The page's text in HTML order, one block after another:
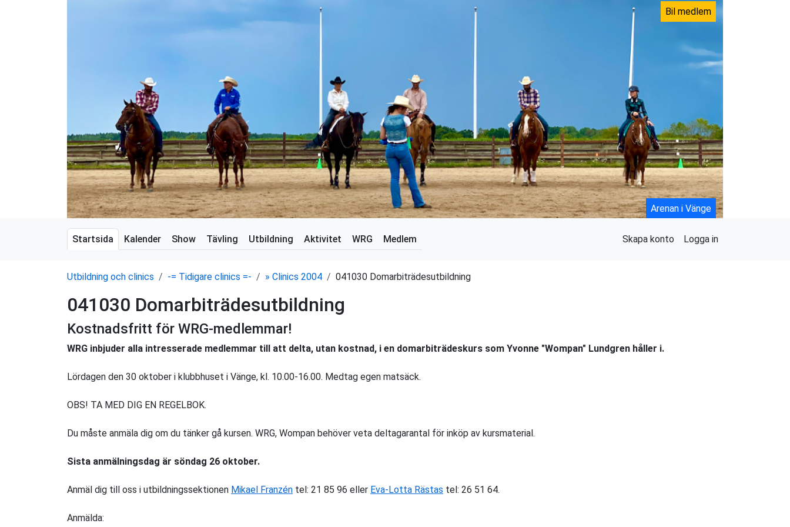
Bil medlem
Arenan i Vänge
Startsida Kalender Show Tävling Utbildning Aktivitet WRG Medlem Skapa konto Logga in
Utbildning och clinics -= Tidigare clinics =- » Clinics 2004 041030 Domarbiträdesutbildning
041030 Domarbiträdesutbildning
Kostnadsfritt för WRG-medlemmar!
WRG inbjuder alla intresserade medlemmar till att delta, utan kostnad, i en domarbiträdeskurs som Yvonne "Wompan" Lundgren håller i.
Lördagen den 30 oktober i klubbhuset i Vänge, kl. 10.00-16.00. Medtag egen matsäck.
OBS! TA MED DIG EN REGELBOK.
Du måste anmäla dig om du tänker gå kursen. WRG, Wompan behöver veta deltagarantal för inköp av kursmaterial.
Sista anmälningsdag är söndag 26 oktober.
Anmäl dig till oss i utbildningssektionen Mikael Franzén tel: 21 85 96 eller Eva-Lotta Rästas tel: 26 51 64.
Anmälda: